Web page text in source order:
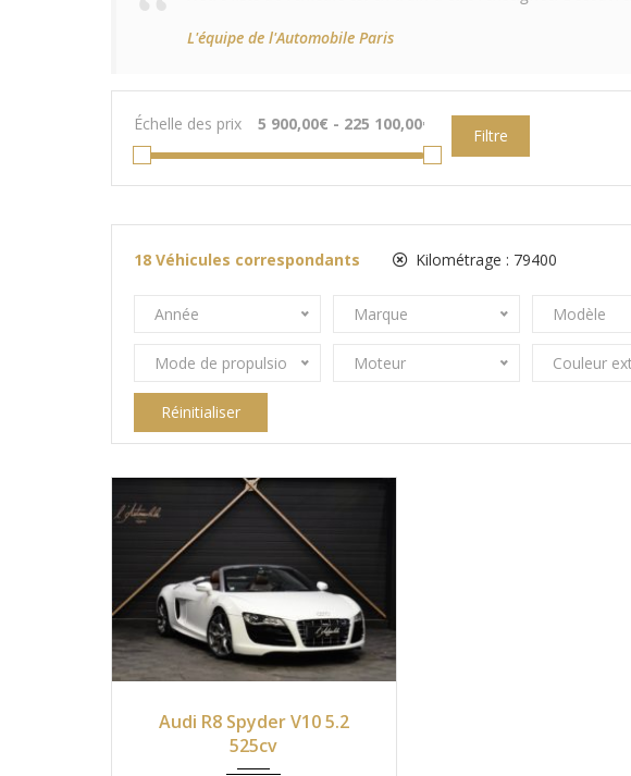
L'équipe de l'Automobile Paris
Échelle des prix
Filtre
18 Véhicules correspondants Kilométrage : 79400
Année Marque Modèle
Mode de propulsion Moteur Couleur
Réinitialiser
Audi R8 Spyder V10 5.2
525cv